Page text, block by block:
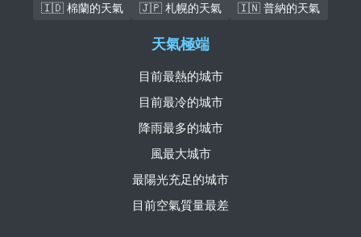
🇮🇩 棉蘭的天氣
🇯🇵 札幌的天氣 🇮🇳 普納的天氣
天氣極端
目前最熱的城市
目前最冷的城市
降雨最多的城市
風最大城市
最陽光充足的城市
目前空氣質量最差